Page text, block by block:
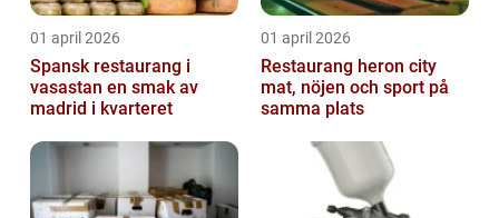
01 april 2026
Spansk restaurang i
vasastan en smak av
madrid i kvarteret
01 april 2026
Restaurang heron city
mat, nöjen och sport på
samma plats